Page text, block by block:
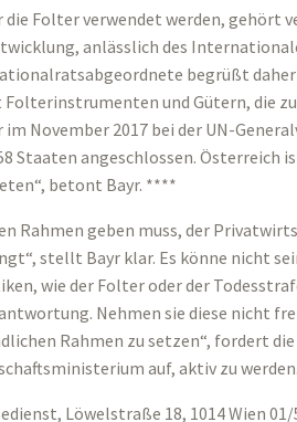
die Folter verwendet werden, gehört
anlässlich des
begrüßt
und Gütern, die
November 2017 bei der UN-
angeschlossen. Österreich
betont Bayr. ****
Rahmen geben muss, der
stellt Bayr klar. Es könne nicht
wie der Folter oder der
Nehmen sie diese nicht
Rahmen zu setzen“, fordert die
auf, aktiv zu
Löwelstraße 18, 1014 Wien 01/